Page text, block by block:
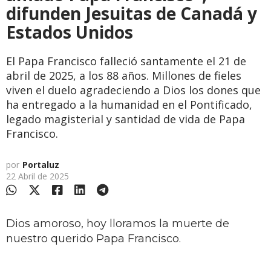
difunden Jesuitas de Canadá y
Estados Unidos
El Papa Francisco falleció santamente el 21 de
abril de 2025, a los 88 años. Millones de fieles
viven el duelo agradeciendo a Dios los dones que
ha entregado a la humanidad en el Pontificado,
legado magisterial y santidad de vida de Papa
Francisco.
por Portaluz
22 Abril de 2025
Dios amoroso, hoy lloramos la muerte de
nuestro querido Papa Francisco.